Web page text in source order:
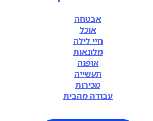
אבטחה
אוכל
חיי לילה
מלונאות
אופנה
תעשייה
מכירות
עבודה מהבית